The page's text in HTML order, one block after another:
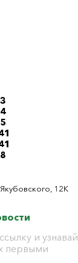
Якубовского, 12К
и
первыми